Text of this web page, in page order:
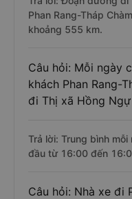
Phan Rang-Tháp
khoảng 555 km.
Câu hỏi: Mỗi ngày
khách Phan Rang-
đi Thị xã Hồng
Trả lời: Trung bình
đầu từ 16:00 đến
Câu hỏi: Nhà xe đi